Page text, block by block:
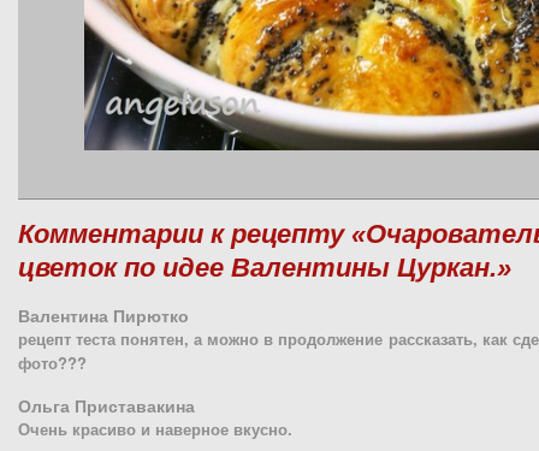
Комментарии к рецепту
цветок по идее Валентины Цуркан.»
Валентина Пирютко
рецепт теста понятен, а можно в продолжение рассказать, как
фото???
Ольга Приставакина
Очень красиво и наверное вкусно.